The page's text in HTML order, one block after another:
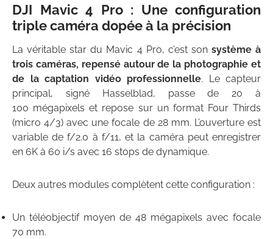
DJI Mavic 4 Pro : Une configuration
triple caméra dopée à la précision
La véritable star du Mavic 4 Pro, c’est son système à
trois caméras, repensé autour de la photographie et
de la captation vidéo professionnelle. Le capteur
principal, signé Hasselblad, passe de 20 à
100 mégapixels et repose sur un format Four Thirds
(micro 4/3) avec une focale de 28 mm. L’ouverture est
variable de f/2.0 à f/11, et la caméra peut enregistrer
en 6K à 60 i/s avec 16 stops de dynamique.
Deux autres modules complètent cette configuration :
Un téléobjectif moyen de 48 mégapixels avec focale
70 mm.